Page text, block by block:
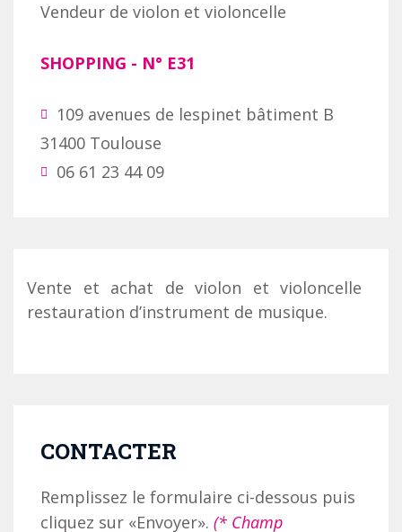
Vendeur de violon et violoncelle
SHOPPING - N° E31
109 avenues de lespinet bâtiment B
31400 Toulouse
06 61 23 44 09
Vente et achat de violon et violoncelle
restauration d’instrument de musique.
CONTACTER
Remplissez le formulaire ci-dessous puis
cliquez sur «Envoyer». (* Champ